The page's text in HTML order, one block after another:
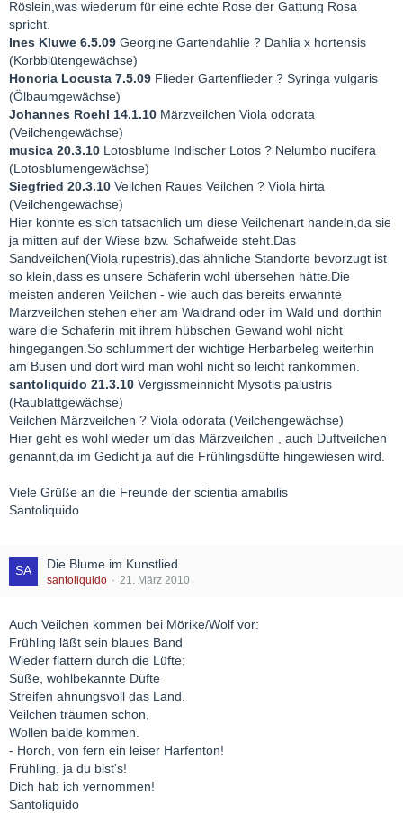
Röslein,was wiederum für eine echte Rose der Gattung Rosa
spricht.
Ines Kluwe 6.5.09 Georgine Gartendahlie ? Dahlia x hortensis
(Korbblütengewächse)
Honoria Locusta 7.5.09 Flieder Gartenflieder ? Syringa vulgaris
(Ölbaumgewächse)
Johannes Roehl 14.1.10 Märzveilchen Viola odorata
(Veilchengewächse)
musica 20.3.10 Lotosblume Indischer Lotos ? Nelumbo nucifera
(Lotosblumengewächse)
Siegfried 20.3.10 Veilchen Raues Veilchen ? Viola hirta
(Veilchengewächse)
Hier könnte es sich tatsächlich um diese Veilchenart handeln,da sie
ja mitten auf der Wiese bzw. Schafweide steht.Das
Sandveilchen(Viola rupestris),das ähnliche Standorte bevorzugt ist
so klein,dass es unsere Schäferin wohl übersehen hätte.Die
meisten anderen Veilchen - wie auch das bereits erwähnte
Märzveilchen stehen eher am Waldrand oder im Wald und dorthin
wäre die Schäferin mit ihrem hübschen Gewand wohl nicht
hingegangen.So schlummert der wichtige Herbarbeleg weiterhin
am Busen und dort wird man wohl nicht so leicht rankommen.
santoliquido 21.3.10 Vergissmeinnicht Mysotis palustris
(Raublattgewächse)
Veilchen Märzveilchen ? Viola odorata (Veilchengewächse)
Hier geht es wohl wieder um das Märzveilchen , auch Duftveilchen
genannt,da im Gedicht ja auf die Frühlingsdüfte hingewiesen wird.
Viele Grüße an die Freunde der scientia amabilis
Santoliquido
Die Blume im Kunstlied
santoliquido 21. März 2010
Auch Veilchen kommen bei Mörike/Wolf vor:
Frühling läßt sein blaues Band
Wieder flattern durch die Lüfte;
Süße, wohlbekannte Düfte
Streifen ahnungsvoll das Land.
Veilchen träumen schon,
Wollen balde kommen.
- Horch, von fern ein leiser Harfenton!
Frühling, ja du bist's!
Dich hab ich vernommen!
Santoliquido